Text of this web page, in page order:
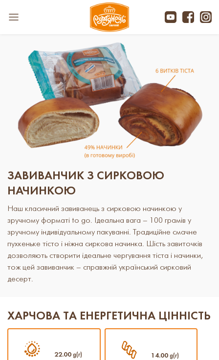
ЗАВИВАНЧИК З СИРКОВОЮ
НАЧИНКОЮ
Наш класичний завиванець з сирковою начинкою у
зручному форматі to go. Ідеальна вага – 100 грамів у
зручному індивідуальному пакуванні. Традиційне смачне
пухкеньке тісто і ніжна сиркова начинка. Шість завиточків
дозволяють створити ідеальне чергування тіста і начинки,
тож цей завиванчик – справжній український сирковий
десерт.
ХАРЧОВА ТА ЕНЕРГЕТИЧНА ЦІННІСТЬ
22.00 g(г) 14.00g(г)